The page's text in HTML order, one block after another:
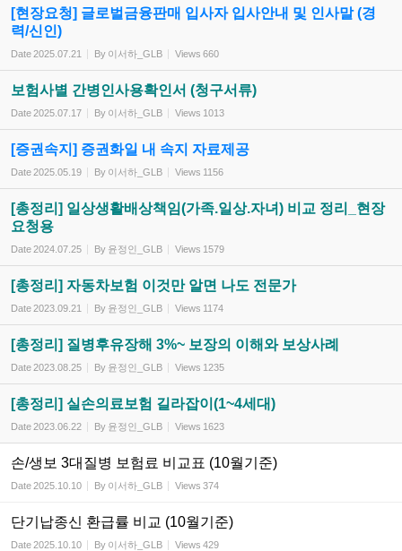
[현장요청] 글로벌금융판매 입사자 입사안내 및 인사말 (경
력/신인)
Date2025.07.21 By 이서하_GLB Views 660
보험사별 간병인사용확인서 (청구서류)
Date2025.07.17 By 이서하_GLB Views 1013
[증권속지] 증권화일 내 속지 자료제공
Date2025.05.19 By 이서하_GLB Views 1156
[총정리] 일상생활배상책임(가족.일상.자녀) 비교 정리_현장
요청용
Date2024.07.25 By 윤정인_GLB Views 1579
[총정리] 자동차보험 이것만 알면 나도 전문가
Date2023.09.21 By 윤정인_GLB Views 1174
[총정리] 질병후유장해 3%~ 보장의 이해와 보상사례
Date2023.08.25 By 윤정인_GLB Views 1235
[총정리] 실손의료보험 길라잡이(1~4세대)
Date2023.06.22 By 윤정인_GLB Views 1623
손/생보 3대질병 보험료 비교표 (10월기준)
Date2025.10.10 By 이서하_GLB Views 374
단기납종신 환급률 비교 (10월기준)
Date2025.10.10 By 이서하_GLB Views 429